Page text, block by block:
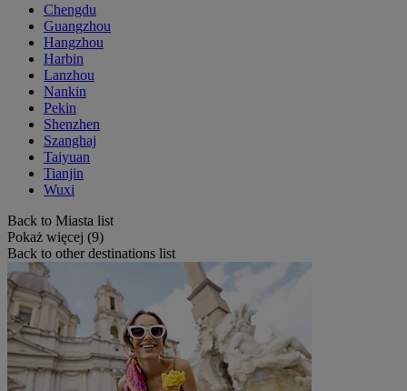
Chengdu
Guangzhou
Hangzhou
Harbin
Lanzhou
Nankin
Pekin
Shenzhen
Szanghaj
Taiyuan
Tianjin
Wuxi
Back to Miasta list
Pokaż więcej (9)
Back to other destinations list